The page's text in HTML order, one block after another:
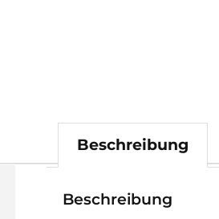
Beschreibung
Beschreibung